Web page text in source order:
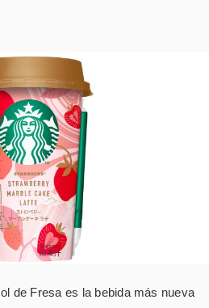
de Fresa es la bebida más nueva